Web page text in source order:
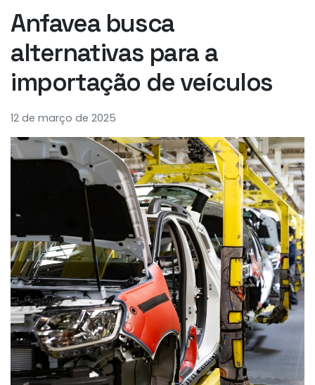
Anfavea busca
alternativas para a
importação de veículos
12 de março de 2025